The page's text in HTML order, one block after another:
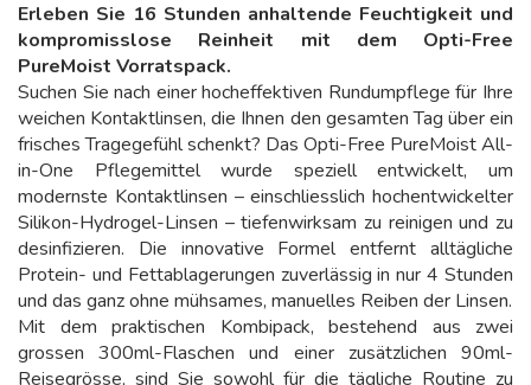
Erleben Sie 16 Stunden anhaltende Feuchtigkeit und
kompromisslose Reinheit mit dem Opti-Free
PureMoist Vorratspack.
Suchen Sie nach einer hocheffektiven Rundumpflege für Ihre
weichen Kontaktlinsen, die Ihnen den gesamten Tag über ein
frisches Tragegefühl schenkt? Das Opti-Free PureMoist All-
in-One Pflegemittel wurde speziell entwickelt, um
modernste Kontaktlinsen – einschliesslich hochentwickelter
Silikon-Hydrogel-Linsen – tiefenwirksam zu reinigen und zu
desinfizieren. Die innovative Formel entfernt alltägliche
Protein- und Fettablagerungen zuverlässig in nur 4 Stunden
und das ganz ohne mühsames, manuelles Reiben der Linsen.
Mit dem praktischen Kombipack, bestehend aus zwei
grossen 300ml-Flaschen und einer zusätzlichen 90ml-
Reisegrösse, sind Sie sowohl für die tägliche Routine zu